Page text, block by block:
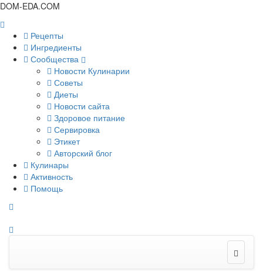
DOM-EDA.COM
Рецепты
Ингредиенты
Сообщества
Новости Кулинарии
Советы
Диеты
Новости сайта
Здоровое питание
Сервировка
Этикет
Авторский блог
Кулинары
Активность
Помощь